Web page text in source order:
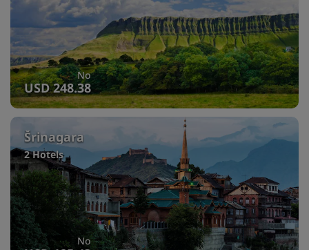
No
USD 248.38
Šrinagara
2 Hotels
No